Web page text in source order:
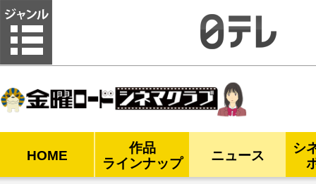
HOME
作品
ラインナップ
ニュース
シ